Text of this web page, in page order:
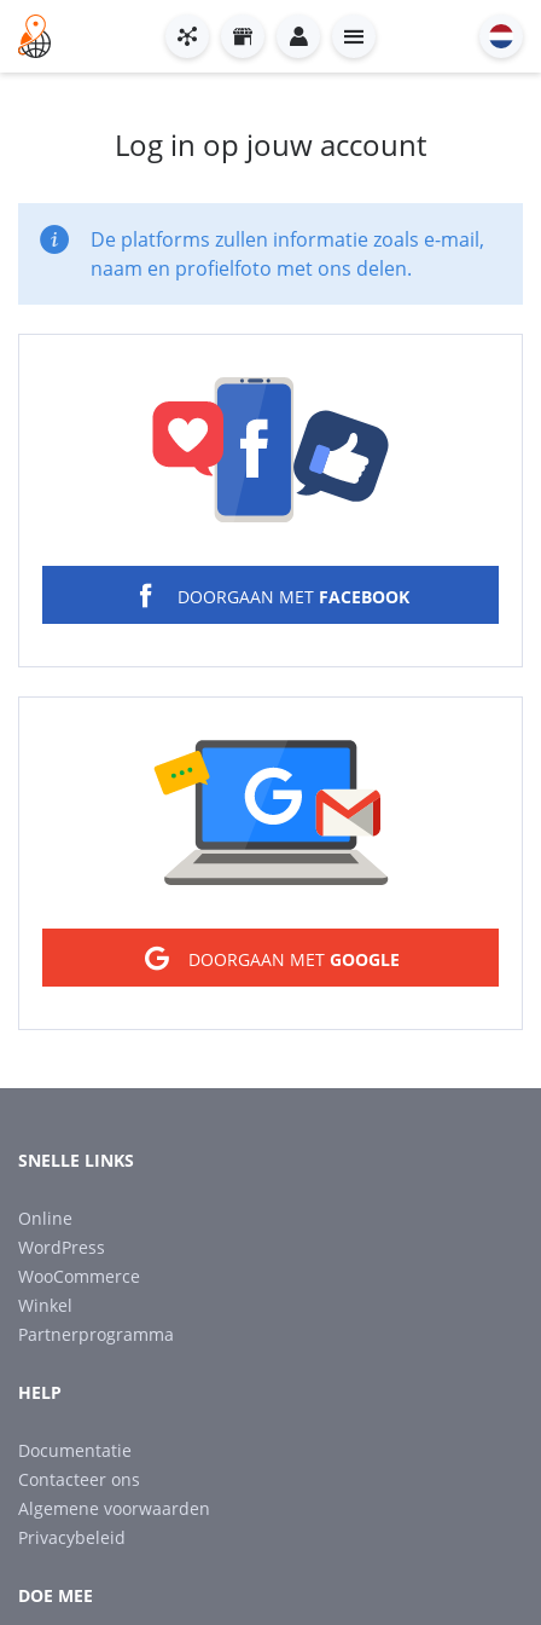
Log in op jouw account
De platforms zullen informatie zoals e-mail,
naam en profielfoto met ons delen.
DOORGAAN MET FACEBOOK
DOORGAAN MET GOOGLE
SNELLE LINKS
Online
WordPress
WooCommerce
Winkel
Partnerprogramma
HELP
Documentatie
Contacteer ons
Algemene voorwaarden
Privacybeleid
DOE MEE